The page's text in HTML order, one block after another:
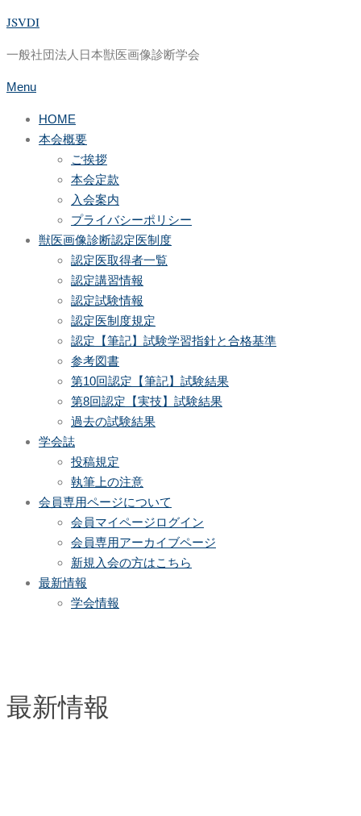
Skip
content
JSVDI
一般社団法人日本獣医画像診断学会
Menu
HOME
本会概要
ご挨拶
本会定款
入会案内
プライバシーポリシー
獣医画像診断認定医制度
認定医取得者一覧
認定講習情報
認定試験情報
認定医制度規定
認定【筆記】試験学習指針と合格基準
参考図書
第10回認定【筆記】試験結果
第8回認定【実技】試験結果
過去の試験結果
学会誌
投稿規定
執筆上の注意
会員専用ページについて
会員マイページログイン
会員専用アーカイブページ
新規入会の方はこちら
最新情報
学会情報
最新情報